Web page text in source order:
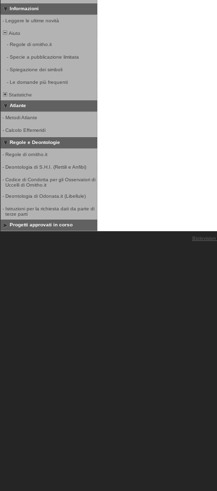
Informazioni
- Leggere le ultime novità
Aiuto
- Regole di ornitho.it
- Specie a pubblicazione limitata
- Spiegazione dei simboli
- Le domande più frequenti
Statistiche
Atlante
- Metodi Atlante
- Calcolo Effemeridi
Regole e Deontologie
- Regole di ornitho.it
- Deontologia di S.H.I. (Rettili e Anfibi)
- Codice di Condotta per gli Osservatori di
Uccelli di Ornitho.it
- Deontologia di Odonata.it (Libellule)
- Istruzioni per la richiesta dati da parte di
terze parti
Progetti approvati in corso
Biolovision